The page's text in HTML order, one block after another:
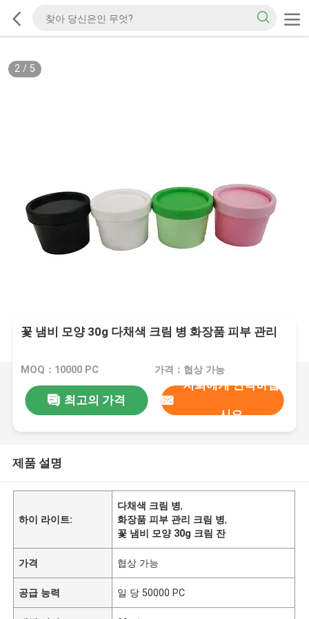
2/ 5
꽃 냄비 모양 30g 다채색 크림 병 화장품 피부 관리
MOQ：10000 PC 가격：협상 가능
최고의 가격
저희에게 연락하십
시오
제품 설명
하이 라이트:
다채색 크림 병,
화장품 피부 관리 크림 병,
꽃 냄비 모양 30g 크림 잔
가격 협상 가능
공급 능력 일 당 50000 PC